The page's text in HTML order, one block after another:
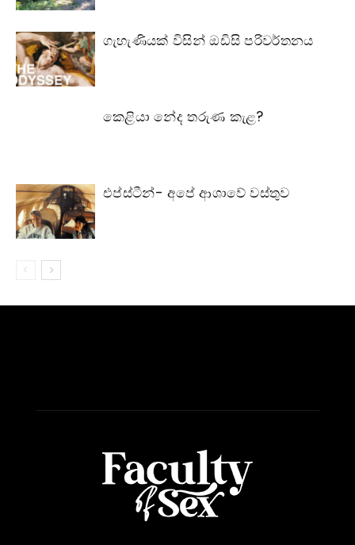
ගැහැණියක් විසින් ඔඩිසි පරිවර්තනය
කෙළියා නේද තරුණ කැළ?
එප්ස්ටීන්- අපේ ආශාවේ වස්තුව